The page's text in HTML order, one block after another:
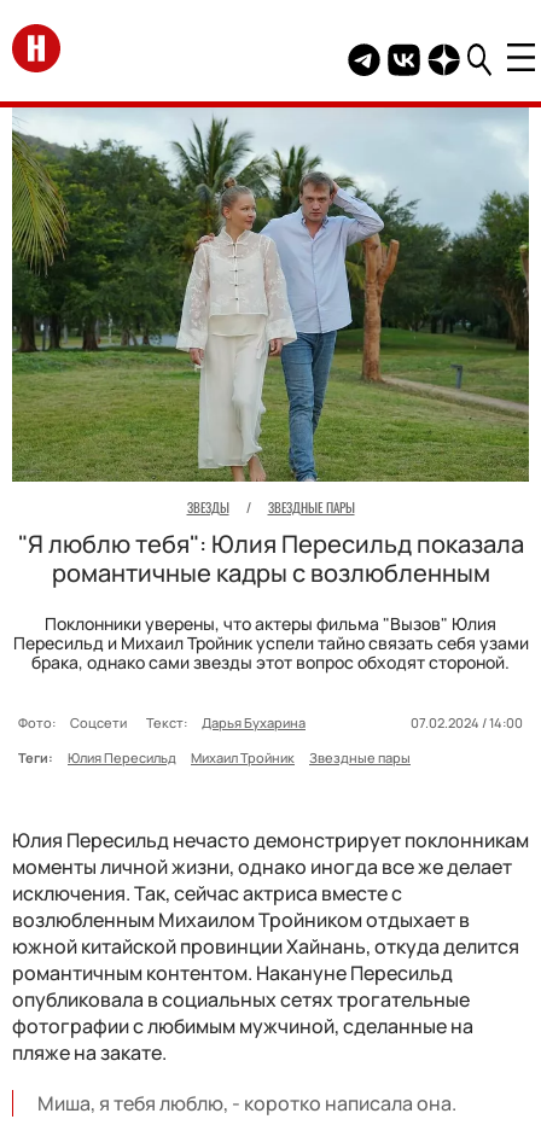
Перейти на главную
Telegram канал
Группа HELLO
Канал
ЗВЕЗДЫ / ЗВЕЗДНЫЕ ПАРЫ
"Я люблю тебя": Юлия Пересильд показала
романтичные кадры с возлюбленным
Поклонники уверены, что актеры фильма "Вызов" Юлия
Пересильд и Михаил Тройник успели тайно связать себя узами
брака, однако сами звезды этот вопрос обходят стороной.
Фото: Соцсети Текст: Дарья Бухарина
07.02.2024 / 14:00
Теги:
Юлия Пересильд Михаил Тройник Звездные пары
Юлия Пересильд нечасто демонстрирует поклонникам
моменты личной жизни, однако иногда все же делает
исключения. Так, сейчас актриса вместе с
возлюбленным Михаилом Тройником отдыхает в
южной китайской провинции Хайнань, откуда делится
романтичным контентом. Накануне Пересильд
опубликовала в социальных сетях трогательные
фотографии с любимым мужчиной, сделанные на
пляже на закате.
Миша, я тебя люблю, - коротко написала она.